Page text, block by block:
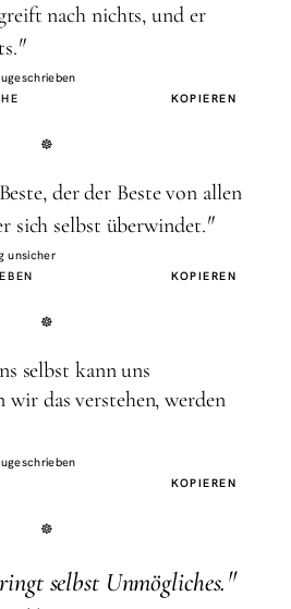
nach nichts, und er
"
KOPIEREN
der der Beste von allen
sich selbst überwindet."
unsicher
KOPIEREN
selbst kann uns
wir das verstehen, werden
KOPIEREN
selbst Unmögliches."